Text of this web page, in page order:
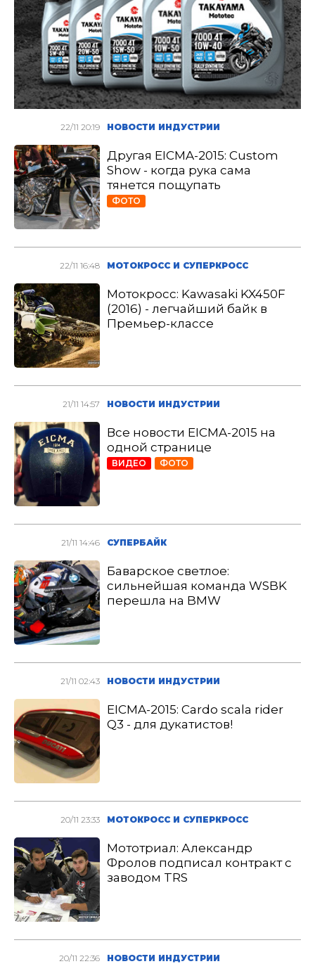
22/11 20:19 НОВОСТИ ИНДУСТРИИ
Другая EICMA-2015: Custom
Show - когда рука сама
тянется пощупать
ФОТО
22/11 16:48 МОТОКРОСС И СУПЕРКРОСС
Мотокросс: Kawasaki KX450F
(2016) - легчайший байк в
Премьер-классе
21/11 14:57 НОВОСТИ ИНДУСТРИИ
Все новости EICMA-2015 на
одной странице
ВИДЕО ФОТО
21/11 14:46 СУПЕРБАЙК
Баварское светлое:
сильнейшая команда WSBK
перешла на BMW
21/11 02:43 НОВОСТИ ИНДУСТРИИ
EICMA-2015: Cardo scala rider
Q3 - для дукатистов!
20/11 23:33 МОТОКРОСС И СУПЕРКРОСС
Мототриал: Александр
Фролов подписал контракт с
заводом TRS
20/11 22:36 НОВОСТИ ИНДУСТРИИ